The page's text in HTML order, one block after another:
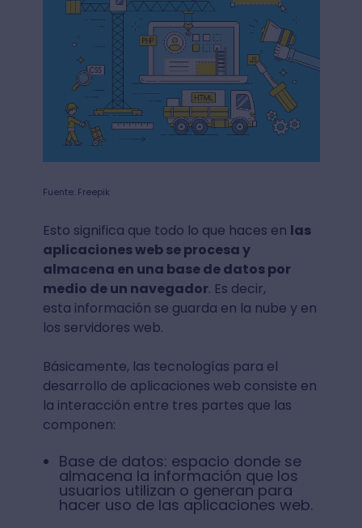
Fuente: Freepik
Esto significa que todo lo que haces en las
aplicaciones web se procesa y
almacena en una base de datos por
medio de un navegador. Es decir,
esta información se guarda en la nube y en
los servidores web.
Básicamente, las tecnologías para el
desarrollo de aplicaciones web consiste en
la interacción entre tres partes que las
componen:
Base de datos: espacio donde se
almacena la información que los
usuarios utilizan o generan para
hacer uso de las aplicaciones web.